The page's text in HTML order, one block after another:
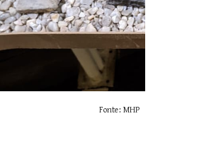
Fonte: MHP